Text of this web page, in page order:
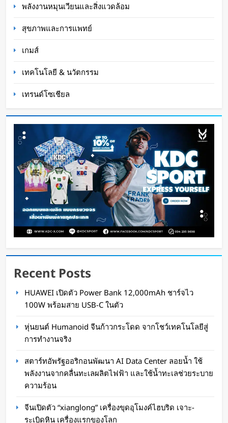
เทคโนโลยีสู่การทำงานจริง
Oat Content 1 วัน ago
สตาร์ทอัพรัฐออริกอนพัฒนา AI Data Center ลอย
น้ำ ใช้พลังงานจากคลื่นทะเลผลิตไฟฟ้า และใช้น้ำ
Oat Content
พลังงานหมุนเวียนและสิ่งแวดล้อม
สุขภาพและการแพทย์
เกมส์
เทคโนโลยี & นวัตกรรม
เทรนด์โซเชียล
Recent Posts
HUAWEI เปิดตัว Power Bank 12,000mAh ชาร์จไว
100W พร้อมสาย USB-C ในตัว
หุ่นยนต์ Humanoid จีนก้าวกระโดด จากโชว์เทคโนโลยีสู่
การทำงานจริง
สตาร์ทอัพรัฐออริกอนพัฒนา AI Data Center ลอยน้ำ ใช้
พลังงานจากคลื่นทะเลผลิตไฟฟ้า และใช้น้ำทะเลช่วยระบาย
ความร้อน
จีนเปิดตัว “xianglong” เครื่องขุดอุโมงค์ไฮบริด เจาะ-
ระเบิดหิน เครื่องแรกของโลก